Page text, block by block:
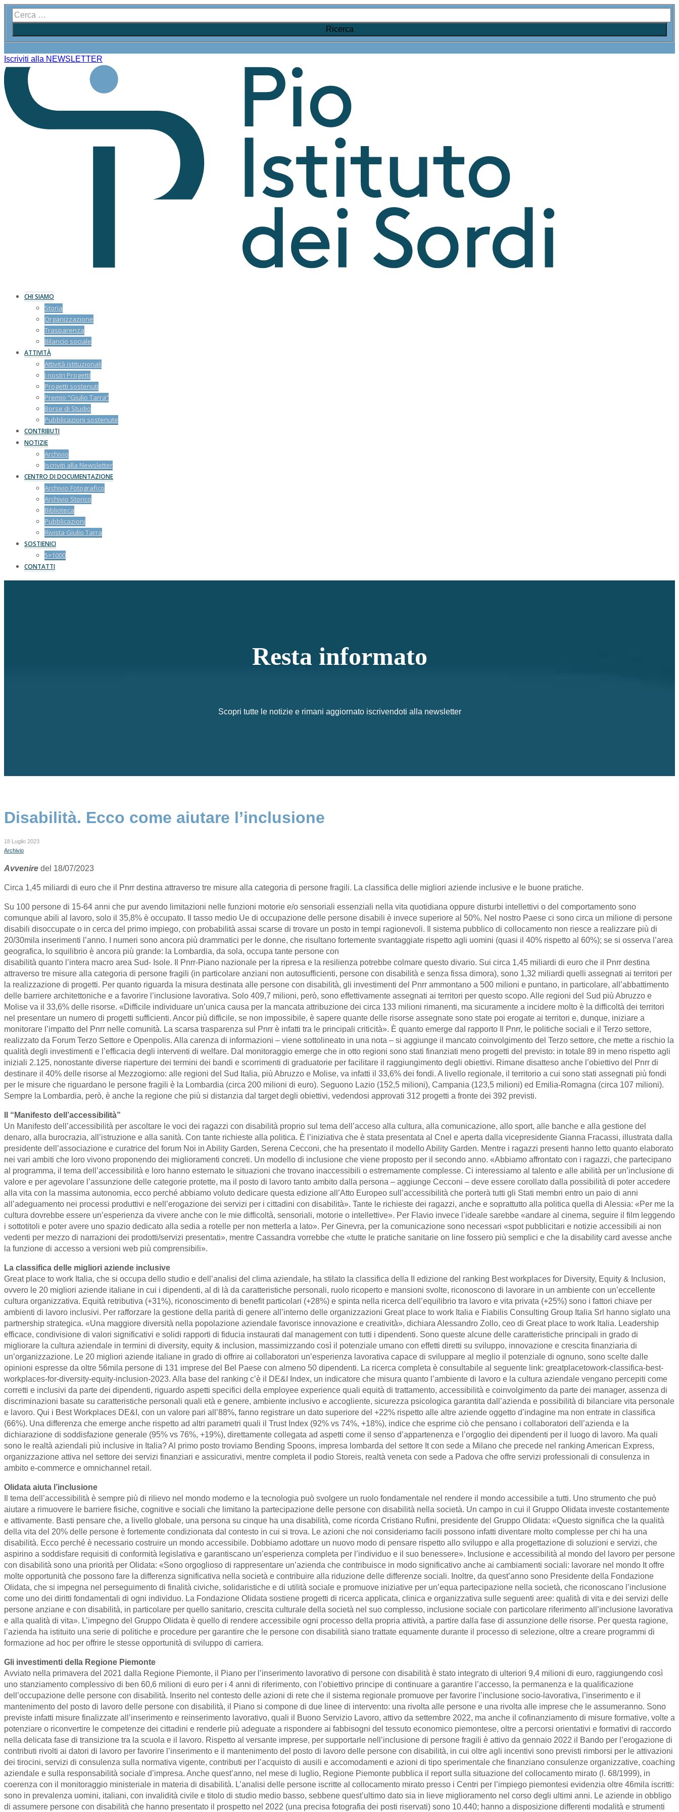
Iscriviti alla NEWSLETTER
CHI SIAMO
Storia
Organizzazione
Trasparenza
Bilancio sociale
ATTIVITÀ
Attività istituzionali
I nostri Progetti
Progetti sostenuti
Premio “Giulio Tarra”
Borse di Studio
Pubblicazioni sostenute
CONTRIBUTI
NOTIZIE
Archivio
Iscriviti alla Newsletter
CENTRO DI DOCUMENTAZIONE
Archivio Fotografico
Archivio Storico
Biblioteca
Pubblicazioni
Rivista Giulio Tarra
SOSTIENICI
5×1000
CONTATTI
Resta informato
Scopri tutte le notizie e rimani aggiornato iscrivendoti alla newsletter
Disabilità. Ecco come aiutare l’inclusione
18 Luglio 2023
Archivio
Avvenire del 18/07/2023
Circa 1,45 miliardi di euro che il Pnrr destina attraverso tre misure alla categoria di persone fragili. La classifica delle migliori aziende inclusive e le buone pratiche.
Su 100 persone di 15-64 anni che pur avendo limitazioni nelle funzioni motorie e/o sensoriali essenziali nella vita quotidiana oppure disturbi intellettivi o del comportamento sono
comunque abili al lavoro, solo il 35,8% è occupato. Il tasso medio Ue di occupazione delle persone disabili è invece superiore al 50%. Nel nostro Paese ci sono circa un milione di persone
disabili disoccupate o in cerca del primo impiego, con probabilità assai scarse di trovare un posto in tempi ragionevoli. Il sistema pubblico di collocamento non riesce a realizzare più di
20/30mila inserimenti l’anno. I numeri sono ancora più drammatici per le donne, che risultano fortemente svantaggiate rispetto agli uomini (quasi il 40% rispetto al 60%); se si osserva l’area
geografica, lo squilibrio è ancora più grande: la Lombardia, da sola, occupa tante persone con
disabilità quanto l’intera macro area Sud- Isole. Il Pnrr-Piano nazionale per la ripresa e la resilienza potrebbe colmare questo divario. Sui circa 1,45 miliardi di euro che il Pnrr destina
attraverso tre misure alla categoria di persone fragili (in particolare anziani non autosufficienti, persone con disabilità e senza fissa dimora), sono 1,32 miliardi quelli assegnati ai territori per
la realizzazione di progetti. Per quanto riguarda la misura destinata alle persone con disabilità, gli investimenti del Pnrr ammontano a 500 milioni e puntano, in particolare, all’abbattimento
delle barriere architettoniche e a favorire l’inclusione lavorativa. Solo 409,7 milioni, però, sono effettivamente assegnati ai territori per questo scopo. Alle regioni del Sud più Abruzzo e
Molise va il 33,6% delle risorse. «Difficile individuare un’unica causa per la mancata attribuzione dei circa 133 milioni rimanenti, ma sicuramente a incidere molto è la difficoltà dei territori
nel presentare un numero di progetti sufficienti. Ancor più difficile, se non impossibile, è sapere quante delle risorse assegnate sono state poi erogate ai territori e, dunque, iniziare a
monitorare l’impatto del Pnrr nelle comunità. La scarsa trasparenza sul Pnrr è infatti tra le principali criticità». È quanto emerge dal rapporto Il Pnrr, le politiche sociali e il Terzo settore,
realizzato da Forum Terzo Settore e Openpolis. Alla carenza di informazioni – viene sottolineato in una nota – si aggiunge il mancato coinvolgimento del Terzo settore, che mette a rischio la
qualità degli investimenti e l’efficacia degli interventi di welfare. Dal monitoraggio emerge che in otto regioni sono stati finanziati meno progetti del previsto: in totale 89 in meno rispetto agli
iniziali 2.125, nonostante diverse riaperture dei termini dei bandi e scorrimenti di graduatorie per facilitare il raggiungimento degli obiettivi. Rimane disatteso anche l’obiettivo del Pnrr di
destinare il 40% delle risorse al Mezzogiorno: alle regioni del Sud Italia, più Abruzzo e Molise, va infatti il 33,6% dei fondi. A livello regionale, il territorio a cui sono stati assegnati più fondi
per le misure che riguardano le persone fragili è la Lombardia (circa 200 milioni di euro). Seguono Lazio (152,5 milioni), Campania (123,5 milioni) ed Emilia-Romagna (circa 107 milioni).
Sempre la Lombardia, però, è anche la regione che più si distanzia dal target degli obiettivi, vedendosi approvati 312 progetti a fronte dei 392 previsti.
Il “Manifesto dell’accessibilità”
Un Manifesto dell’accessibilità per ascoltare le voci dei ragazzi con disabilità proprio sul tema dell’acceso alla cultura, alla comunicazione, allo sport, alle banche e alla gestione del
denaro, alla burocrazia, all’istruzione e alla sanità. Con tante richieste alla politica. È l’iniziativa che è stata presentata al Cnel e aperta dalla vicepresidente Gianna Fracassi, illustrata dalla
presidente dell’associazione e curatrice del forum Noi in Ability Garden, Serena Cecconi, che ha presentato il modello Ability Garden. Mentre i ragazzi presenti hanno letto quanto elaborato
nei vari ambiti che loro vivono proponendo dei miglioramenti concreti. Un modello di inclusione che viene proposto per il secondo anno. «Abbiamo affrontato con i ragazzi, che partecipano
al programma, il tema dell’accessibilità e loro hanno esternato le situazioni che trovano inaccessibili o estremamente complesse. Ci interessiamo al talento e alle abilità per un’inclusione di
valore e per agevolare l’assunzione delle categorie protette, ma il posto di lavoro tanto ambito dalla persona – aggiunge Cecconi – deve essere corollato dalla possibilità di poter accedere
alla vita con la massima autonomia, ecco perché abbiamo voluto dedicare questa edizione all’Atto Europeo sull’accessibilità che porterà tutti gli Stati membri entro un paio di anni
all’adeguamento nei processi produttivi e nell’erogazione dei servizi per i cittadini con disabilità». Tante le richieste dei ragazzi, anche e soprattutto alla politica quella di Alessia: «Per me la
cultura dovrebbe essere un’esperienza da vivere anche con le mie difficoltà, sensoriali, motorie o intellettive». Per Flavio invece l’ideale sarebbe «andare al cinema, seguire il film leggendo
i sottotitoli e poter avere uno spazio dedicato alla sedia a rotelle per non metterla a lato». Per Ginevra, per la comunicazione sono necessari «spot pubblicitari e notizie accessibili ai non
vedenti per mezzo di narrazioni dei prodotti/servizi presentati», mentre Cassandra vorrebbe che «tutte le pratiche sanitarie on line fossero più semplici e che la disability card avesse anche
la funzione di accesso a versioni web più comprensibili».
La classifica delle migliori aziende inclusive
Great place to work Italia, che si occupa dello studio e dell’analisi del clima aziendale, ha stilato la classifica della II edizione del ranking Best workplaces for Diversity, Equity & Inclusion,
ovvero le 20 migliori aziende italiane in cui i dipendenti, al di là da caratteristiche personali, ruolo ricoperto e mansioni svolte, riconoscono di lavorare in un ambiente con un’eccellente
cultura organizzativa. Equità retributiva (+31%), riconoscimento di benefit particolari (+28%) e spinta nella ricerca dell’equilibrio tra lavoro e vita privata (+25%) sono i fattori chiave per
ambienti di lavoro inclusivi. Per rafforzare la gestione della parità di genere all’interno delle organizzazioni Great place to work Italia e Fiabilis Consulting Group Italia Srl hanno siglato una
partnership strategica. «Una maggiore diversità nella popolazione aziendale favorisce innovazione e creatività», dichiara Alessandro Zollo, ceo di Great place to work Italia. Leadership
efficace, condivisione di valori significativi e solidi rapporti di fiducia instaurati dal management con tutti i dipendenti. Sono queste alcune delle caratteristiche principali in grado di
migliorare la cultura aziendale in termini di diversity, equity & inclusion, massimizzando così il potenziale umano con effetti diretti su sviluppo, innovazione e crescita finanziaria di
un’organizzazione. Le 20 migliori aziende italiane in grado di offrire ai collaboratori un’esperienza lavorativa capace di sviluppare al meglio il potenziale di ognuno, sono scelte dalle
opinioni espresse da oltre 56mila persone di 131 imprese del Bel Paese con almeno 50 dipendenti. La ricerca completa è consultabile al seguente link: greatplacetowork-classifica-best-
workplaces-for-diversity-equity-inclusion-2023. Alla base del ranking c’è il DE&I Index, un indicatore che misura quanto l’ambiente di lavoro e la cultura aziendale vengano percepiti come
corretti e inclusivi da parte dei dipendenti, riguardo aspetti specifici della employee experience quali equità di trattamento, accessibilità e coinvolgimento da parte dei manager, assenza di
discriminazioni basate su caratteristiche personali quali età e genere, ambiente inclusivo e accogliente, sicurezza psicologica garantita dall’azienda e possibilità di bilanciare vita personale
e lavoro. Qui i Best Workplaces DE&I, con un valore pari all’88%, fanno registrare un dato superiore del +22% rispetto alle altre aziende oggetto d’indagine ma non entrate in classifica
(66%). Una differenza che emerge anche rispetto ad altri parametri quali il Trust Index (92% vs 74%, +18%), indice che esprime ciò che pensano i collaboratori dell’azienda e la
dichiarazione di soddisfazione generale (95% vs 76%, +19%), direttamente collegata ad aspetti come il senso d’appartenenza e l’orgoglio dei dipendenti per il luogo di lavoro. Ma quali
sono le realtà aziendali più inclusive in Italia? Al primo posto troviamo Bending Spoons, impresa lombarda del settore It con sede a Milano che precede nel ranking American Express,
organizzazione attiva nel settore dei servizi finanziari e assicurativi, mentre completa il podio Storeis, realtà veneta con sede a Padova che offre servizi professionali di consulenza in
ambito e-commerce e omnichannel retail.
Olidata aiuta l’inclusione
Il tema dell’accessibilità è sempre più di rilievo nel mondo moderno e la tecnologia può svolgere un ruolo fondamentale nel rendere il mondo accessibile a tutti. Uno strumento che può
aiutare a rimuovere le barriere fisiche, cognitive e sociali che limitano la partecipazione delle persone con disabilità nella società. Un campo in cui il Gruppo Olidata investe costantemente
e attivamente. Basti pensare che, a livello globale, una persona su cinque ha una disabilità, come ricorda Cristiano Rufini, presidente del Gruppo Olidata: «Questo significa che la qualità
della vita del 20% delle persone è fortemente condizionata dal contesto in cui si trova. Le azioni che noi consideriamo facili possono infatti diventare molto complesse per chi ha una
disabilità. Ecco perché è necessario costruire un mondo accessibile. Dobbiamo adottare un nuovo modo di pensare rispetto allo sviluppo e alla progettazione di soluzioni e servizi, che
aspirino a soddisfare requisiti di conformità legislativa e garantiscano un’esperienza completa per l’individuo e il suo benessere». Inclusione e accessibilità al mondo del lavoro per persone
con disabilità sono una priorità per Olidata: «Sono orgoglioso di rappresentare un’azienda che contribuisce in modo significativo anche ai cambiamenti sociali: lavorare nel mondo It offre
molte opportunità che possono fare la differenza significativa nella società e contribuire alla riduzione delle differenze sociali. Inoltre, da quest’anno sono Presidente della Fondazione
Olidata, che si impegna nel perseguimento di finalità civiche, solidaristiche e di utilità sociale e promuove iniziative per un’equa partecipazione nella società, che riconoscano l’inclusione
come uno dei diritti fondamentali di ogni individuo. La Fondazione Olidata sostiene progetti di ricerca applicata, clinica e organizzativa sulle seguenti aree: qualità di vita e dei servizi delle
persone anziane e con disabilità, in particolare per quello sanitario, crescita culturale della società nel suo complesso, inclusione sociale con particolare riferimento all’inclusione lavorativa
e alla qualità di vita». L’impegno del Gruppo Olidata è quello di rendere accessibile ogni processo della propria attività, a partire dalla fase di assunzione delle risorse. Per questa ragione,
l’azienda ha istituito una serie di politiche e procedure per garantire che le persone con disabilità siano trattate equamente durante il processo di selezione, oltre a creare programmi di
formazione ad hoc per offrire le stesse opportunità di sviluppo di carriera.
Gli investimenti della Regione Piemonte
Avviato nella primavera del 2021 dalla Regione Piemonte, il Piano per l’inserimento lavorativo di persone con disabilità è stato integrato di ulteriori 9,4 milioni di euro, raggiungendo così
uno stanziamento complessivo di ben 60,6 milioni di euro per i 4 anni di riferimento, con l’obiettivo principe di continuare a garantire l’accesso, la permanenza e la qualificazione
dell’occupazione delle persone con disabilità. Inserito nel contesto delle azioni di rete che il sistema regionale promuove per favorire l’inclusione socio-lavorativa, l’inserimento e il
mantenimento del posto di lavoro delle persone con disabilità, il Piano si compone di due linee di intervento: una rivolta alle persone e una rivolta alle imprese che le assumeranno. Sono
previste infatti misure finalizzate all’inserimento e reinserimento lavorativo, quali il Buono Servizio Lavoro, attivo da settembre 2022, ma anche il cofinanziamento di misure formative, volte a
potenziare o riconvertire le competenze dei cittadini e renderle più adeguate a rispondere ai fabbisogni del tessuto economico piemontese, oltre a percorsi orientativi e formativi di raccordo
nella delicata fase di transizione tra la scuola e il lavoro. Rispetto al versante imprese, per supportarle nell’inclusione di persone fragili è attivo da gennaio 2022 il Bando per l’erogazione di
contributi rivolti ai datori di lavoro per favorire l’inserimento e il mantenimento del posto di lavoro delle persone con disabilità, in cui oltre agli incentivi sono previsti rimborsi per le attivazioni
dei tirocini, servizi di consulenza sulla normativa vigente, contributi per l’acquisto di ausili e accomodamenti e azioni di tipo sperimentale che finanziano consulenze organizzative, coaching
aziendale e sulla responsabilità sociale d’impresa. Anche quest’anno, nel mese di luglio, Regione Piemonte pubblica il report sulla situazione del collocamento mirato (l. 68/1999), in
coerenza con il monitoraggio ministeriale in materia di disabilità. L’analisi delle persone iscritte al collocamento mirato presso i Centri per l’impiego piemontesi evidenzia oltre 46mila iscritti:
sono in prevalenza uomini, italiani, con invalidità civile e titolo di studio medio basso, sebbene quest’ultimo dato sia in lieve miglioramento nel corso degli ultimi anni. Le aziende in obbligo
di assumere persone con disabilità che hanno presentato il prospetto nel 2022 (una precisa fotografia dei posti riservati) sono 10.440; hanno a disposizione differenti modalità e strumenti